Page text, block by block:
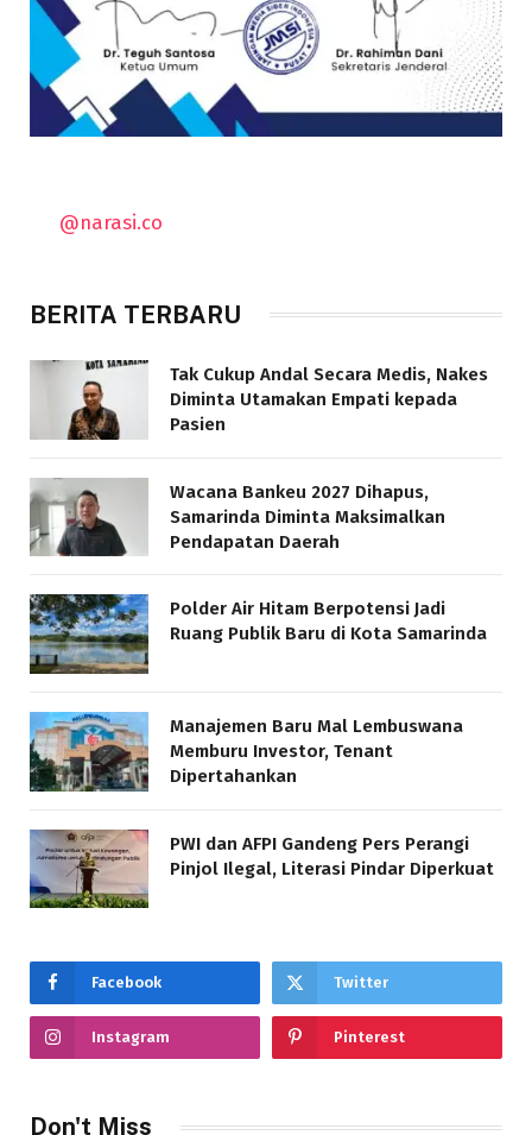
@narasi.co
BERITA TERBARU
Tak Cukup Andal Secara Medis, Nakes
Diminta Utamakan Empati kepada
Pasien
Wacana Bankeu 2027 Dihapus,
Samarinda Diminta Maksimalkan
Pendapatan Daerah
Polder Air Hitam Berpotensi Jadi
Ruang Publik Baru di Kota Samarinda
Manajemen Baru Mal Lembuswana
Memburu Investor, Tenant
Dipertahankan
PWI dan AFPI Gandeng Pers Perangi
Pinjol Ilegal, Literasi Pindar Diperkuat
Facebook Twitter
Instagram Pinterest
Don't Miss